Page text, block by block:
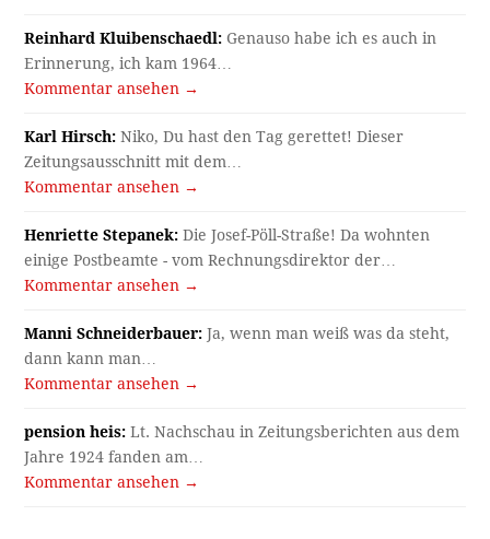
Reinhard Kluibenschaedl: Genauso habe ich es auch in
Erinnerung, ich kam 1964…
Kommentar ansehen →
Karl Hirsch: Niko, Du hast den Tag gerettet! Dieser
Zeitungsausschnitt mit dem…
Kommentar ansehen →
Henriette Stepanek: Die Josef-Pöll-Straße! Da wohnten
einige Postbeamte - vom Rechnungsdirektor der…
Kommentar ansehen →
Manni Schneiderbauer: Ja, wenn man weiß was da steht,
dann kann man…
Kommentar ansehen →
pension heis: Lt. Nachschau in Zeitungsberichten aus dem
Jahre 1924 fanden am…
Kommentar ansehen →